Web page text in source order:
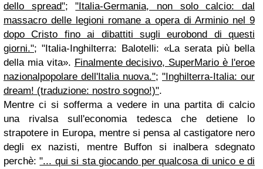
dello spread";"Italia-Germania, non solo calcio: dal
massacro delle legioni romane a opera di Arminio nel 9
dopo Cristo fino ai dibattiti sugli eurobond di questi
giorni."; "Italia-Inghilterra: Balotelli: «La serata più bella
della mia vita». Finalmente decisivo, SuperMario è l'eroe
nazionalpopolare dell'Italia nuova."; "Inghilterra-Italia: our
dream! (traduzione: nostro sogno!)".
Mentre ci si sofferma a vedere in una partita di calcio
una rivalsa sull'economia tedesca che detiene lo
strapotere in Europa, mentre si pensa al castigatore nero
degli ex nazisti, mentre Buffon si inalbera sdegnato
perchè:"... qui si sta giocando per qualcosa di unico e di